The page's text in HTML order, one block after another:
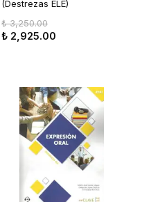
(Destrezas ELE)
₺ 3,250.00
₺ 2,925.00